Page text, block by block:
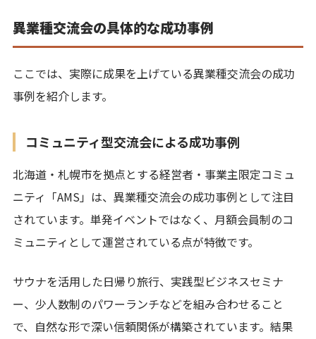
異業種交流会の具体的な成功事例
ここでは、実際に成果を上げている異業種交流会の成功
事例を紹介します。
コミュニティ型交流会による成功事例
北海道・札幌市を拠点とする経営者・事業主限定コミュ
ニティ「AMS」は、異業種交流会の成功事例として注目
されています。単発イベントではなく、月額会員制のコ
ミュニティとして運営されている点が特徴です。
サウナを活用した日帰り旅行、実践型ビジネスセミナ
ー、少人数制のパワーランチなどを組み合わせること
で、自然な形で深い信頼関係が構築されています。結果